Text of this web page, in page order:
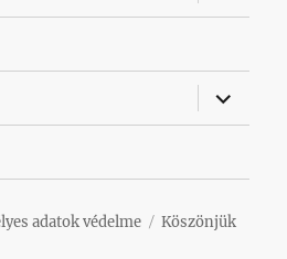
almenü
adatok védelme
Köszönjük